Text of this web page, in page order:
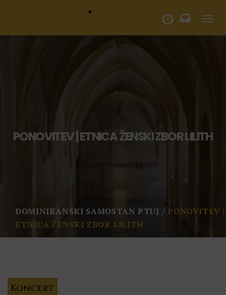
PONOVITEV | ETNICA ŽENSKI ZBOR LILITH
DOMINIKANSKI SAMOSTAN PTUJ
PONOVITEV |
ETNICA ŽENSKI ZBOR LILITH
Koncert